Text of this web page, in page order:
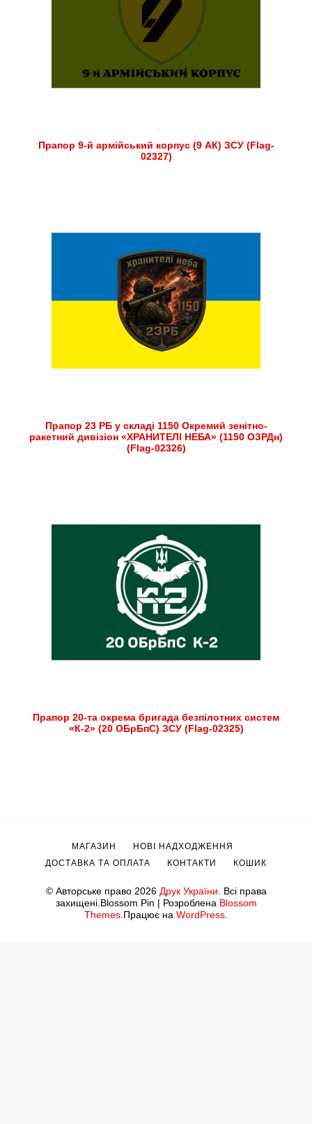
Прапор 9-й армійський корпус (9 АК) ЗСУ (Flag-
02327)
Прапор 23 РБ у складі 1150 Окремий зенітно-
ракетний дивізіон «ХРАНИТЕЛІ НЕБА» (1150 ОЗРДн)
(Flag-02326)
Прапор 20-та окрема бригада безпілотних систем
«К-2» (20 ОБрБпС) ЗСУ (Flag-02325)
© Авторське право 2026 Друк України . Всі права
захищені. Blossom Pin | Розроблена Blossom
Themes .Працює на WordPress
МАГАЗИН
НОВІ НАДХОДЖЕННЯ
ДОСТАВКА ТА ОПЛАТА
КОНТАКТИ КОШИК